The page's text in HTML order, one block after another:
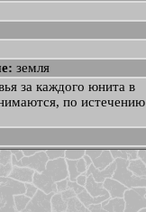
земля
за каждого юнита в
по истечению